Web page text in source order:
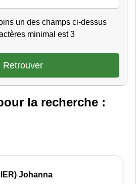
un des champs ci-dessus
minimal est 3
la recherche :
Johanna